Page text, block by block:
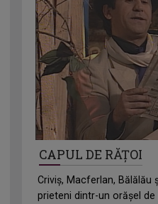
CAPUL DE RĂȚOI
Criviș, Macferlan, Bălălău
prieteni dintr-un orășel